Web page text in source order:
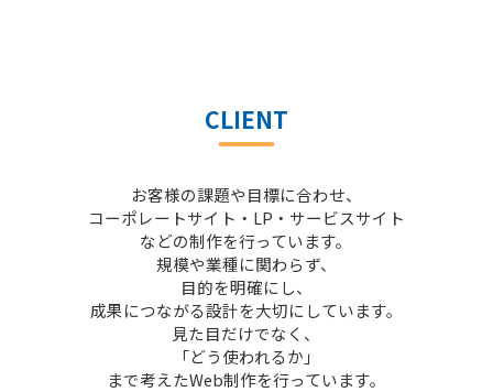
CLIENT
お客様の課題や目標に合わせ、
コーポレートサイト・LP・サービスサイト
などの制作を行っています。
規模や業種に関わらず、
目的を明確にし、
成果につながる設計を大切にしています。
見た目だけでなく、
「どう使われるか」
まで考えたWeb制作を行っています。